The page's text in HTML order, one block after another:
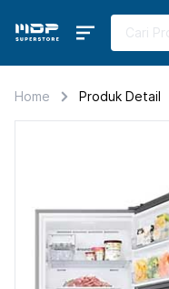
Home Produk Detail